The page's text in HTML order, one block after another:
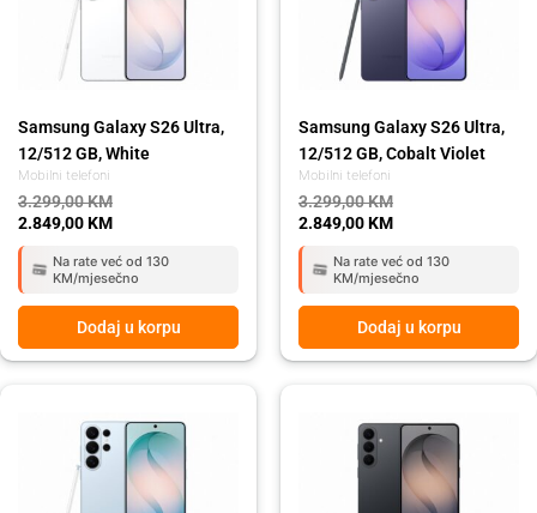
Mobilni telefoni
Samsung Galaxy S26 Ultra,
12/512 GB, White
3.299,00KM
2.849,00KM
Na rate već od 130
KM/mjesečno
Dodaj u korpu
Mobilni telefoni
Samsung Galaxy S26 Ultra,
12/512 GB, Cobalt Violet
3.299,00KM
2.849,00KM
Na rate već od 130
KM/mjesečno
Dodaj u korpu
3.299,00 KM.
2.849,00 KM.
2.729,00 KM.
2.429,00 KM.